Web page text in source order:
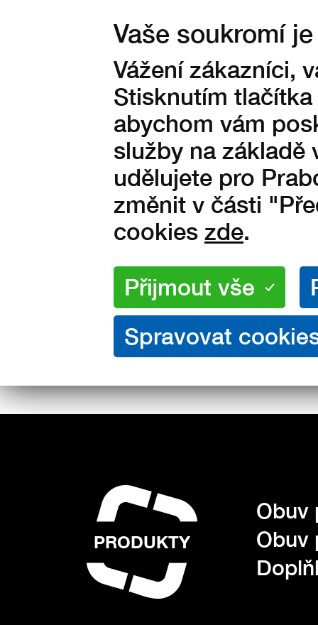
Vaše soukromí
Vážení zákazníci,
Stisknutím
abychom vám
služby na základě
udělujete pro
změnit v části
cookies zde.
3.
[ je prázdný ]
Chtěli byste
zdarma? Doplňte
5
(po dosažení
dopravy PPL -
ParcelShop –
PRODUKTY
Obuv
Obuv